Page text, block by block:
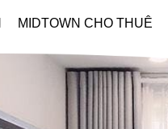
MIDTOWN CHO THUÊ